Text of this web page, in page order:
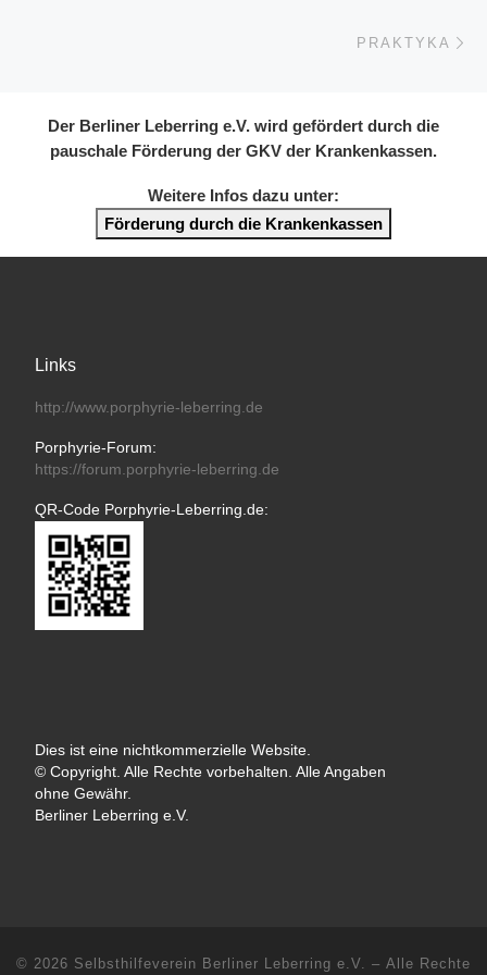
PRAKTYKA
Der Berliner Leberring e.V. wird gefördert durch die
pauschale Förderung der GKV der Krankenkassen.
Weitere Infos dazu unter:
Förderung durch die Krankenkassen
Links
http://www.porphyrie-leberring.de
Porphyrie-Forum:
https://forum.porphyrie-leberring.de
QR-Code Porphyrie-Leberring.de:
Dies ist eine nichtkommerzielle Website.
© Copyright. Alle Rechte vorbehalten. Alle Angaben
ohne Gewähr.
Berliner Leberring e.V.
© 2026 Selbsthilfeverein Berliner Leberring e.V. – Alle Rechte